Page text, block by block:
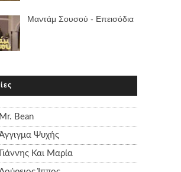
Μαντάμ Σουσού - Επεισόδια
Bean
Ψυχής
Και Μαρία